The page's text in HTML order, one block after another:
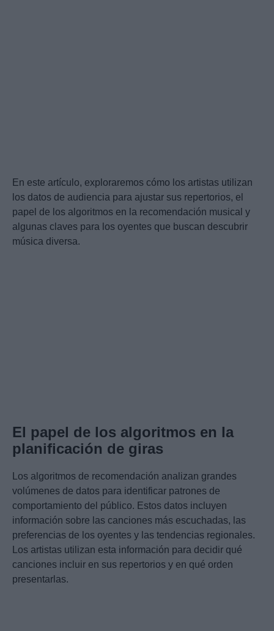
En este artículo, exploraremos cómo los artistas utilizan
los datos de audiencia para ajustar sus repertorios, el
papel de los algoritmos en la recomendación musical y
algunas claves para los oyentes que buscan descubrir
música diversa.
El papel de los algoritmos en la
planificación de giras
Los algoritmos de recomendación analizan grandes
volúmenes de datos para identificar patrones de
comportamiento del público. Estos datos incluyen
información sobre las canciones más escuchadas, las
preferencias de los oyentes y las tendencias regionales.
Los artistas utilizan esta información para decidir qué
canciones incluir en sus repertorios y en qué orden
presentarlas.